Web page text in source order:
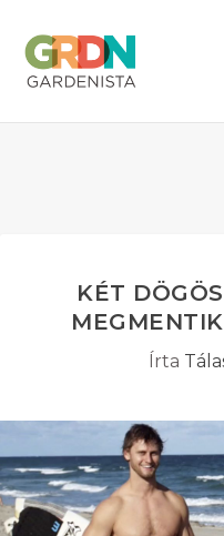
KÉT
Írta